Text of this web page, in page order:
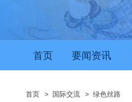
首页 要闻资讯
首页 > 国际交流 > 绿色丝路